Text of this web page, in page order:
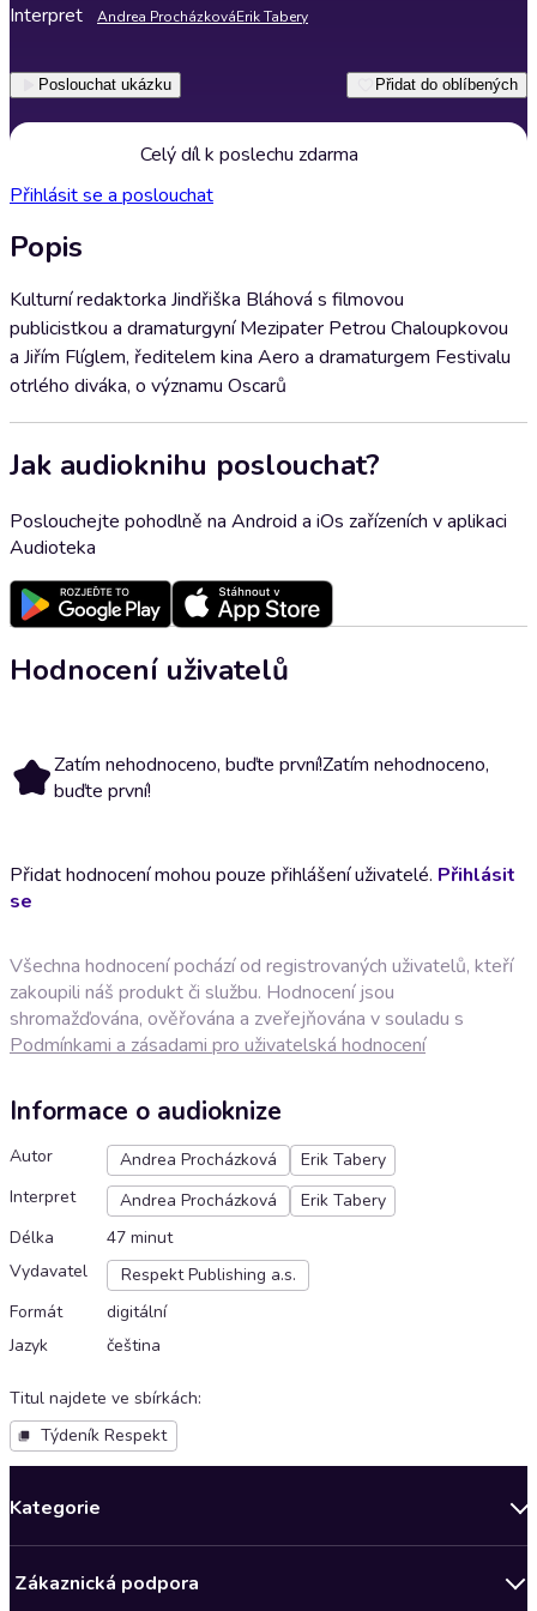
Interpret Andrea ProcházkováErik Tabery
Poslouchat ukázku Přidat do oblíbených
Celý díl k poslechu zdarma
Přihlásit se a poslouchat
Popis
Kulturní redaktorka Jindřiška Bláhová s filmovou
publicistkou a dramaturgyní Mezipater Petrou Chaloupkovou
a Jiřím Flíglem, ředitelem kina Aero a dramaturgem Festivalu
otrlého diváka, o významu Oscarů
Jak audioknihu poslouchat?
Poslouchejte pohodlně na Android a iOs zařízeních v aplikaci
Audioteka
Hodnocení uživatelů
Zatím nehodnoceno, buďte první!Zatím nehodnoceno,
buďte první!
Přidat hodnocení mohou pouze přihlášení uživatelé. Přihlásit
se
Všechna hodnocení pochází od registrovaných uživatelů, kteří
zakoupili náš produkt či službu. Hodnocení jsou
shromažďována, ověřována a zveřejňována v souladu s
Podmínkami a zásadami pro uživatelská hodnocení
Informace o audioknize
Autor Andrea Procházková
Erik Tabery
Interpret
Andrea Procházková
Erik Tabery
Délka
47 minut
Vydavatel
Respekt Publishing a.s.
Formát
digitální
Jazyk
čeština
Titul najdete ve sbírkách:
Týdeník Respekt
Kategorie
Bestsellery měsíce
Zákaznická podpora